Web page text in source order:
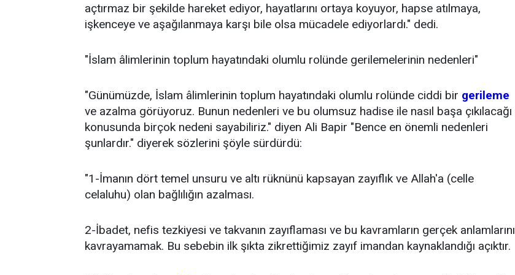
açtırmaz bir şekilde hareket ediyor, hayatlarını ortaya koyuyor, hapse atılmaya,
işkenceye ve aşağılanmaya karşı bile olsa mücadele ediyorlardı." dedi.
"İslam âlimlerinin toplum hayatındaki olumlu rolünde gerilemelerinin nedenleri"
"Günümüzde, İslam âlimlerinin toplum hayatındaki olumlu rolünde ciddi bir gerileme
ve azalma görüyoruz. Bunun nedenleri ve bu olumsuz hadise ile nasıl başa çıkılacağı
konusunda birçok nedeni sayabiliriz." diyen Ali Bapir "Bence en önemli nedenleri
şunlardır." diyerek sözlerini şöyle sürdürdü:
"1-İmanın dört temel unsuru ve altı rüknünü kapsayan zayıflık ve Allah'a (celle
celaluhu) olan bağlılığın azalması.
2-İbadet, nefis tezkiyesi ve takvanın zayıflaması ve bu kavramların gerçek anlamlarını
kavrayamamak. Bu sebebin ilk şıkta zikrettiğimiz zayıf imandan kaynaklandığı açıktır.